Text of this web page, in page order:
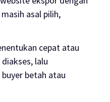
asal pilih,
cepat atau
lalu
betah atau